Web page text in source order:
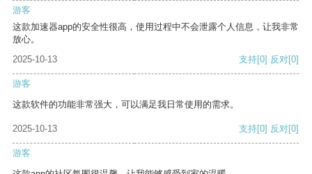
游客
这款加速器app的安全性很高，使用过程中不会泄露个人信息，让我非常
放心。
2025-10-13
支持[0] 反对[0]
游客
这款软件的功能非常强大，可以满足我日常使用的需求。
2025-10-13 支持[0] 反对[0]
游客